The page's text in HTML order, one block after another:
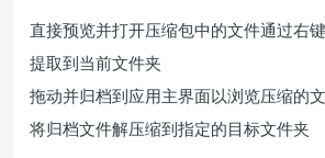
直接预览并打开压缩包中的文件通过右
提取到当前文件夹
拖动并归档到应用主界面以浏览压缩的
将归档文件解压缩到指定的目标文件夹